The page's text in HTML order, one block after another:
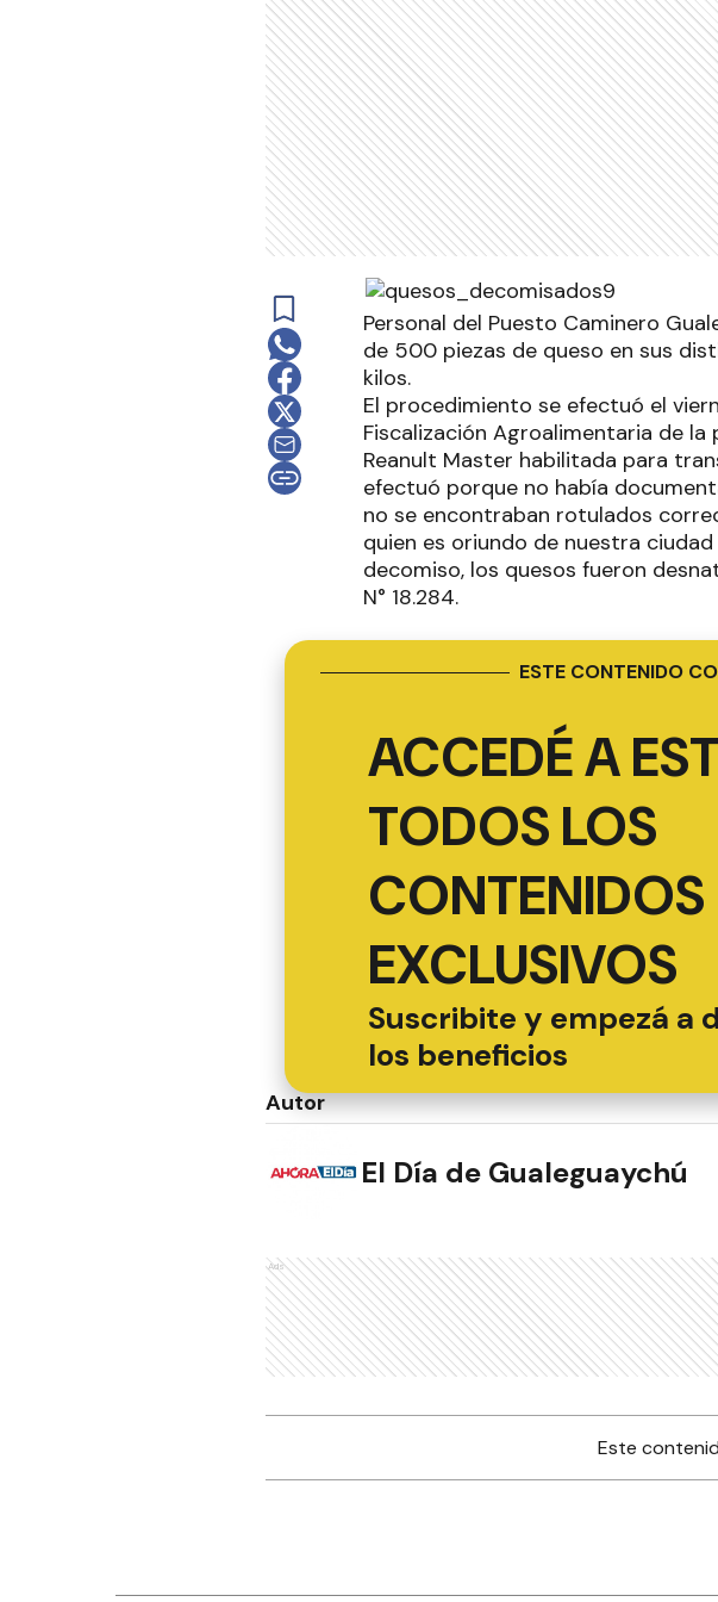
Personal del Puesto Caminero
de 500 piezas de queso en sus
kilos.
El procedimiento se efectuó el
Fiscalización Agroalimentaria de
Reanult Master habilitada para
efectuó porque no había
no se encontraban rotulados
quien es oriundo de nuestra
decomiso, los quesos fueron
N° 18.284.
ESTE CONTENIDO
ACCEDÉ A
TODOS LOS
CONTENIDOS
EXCLUSIVOS
Suscribite y empezá a
los beneficios
Autor
El Día de Gualeguaychú
Ads
Este